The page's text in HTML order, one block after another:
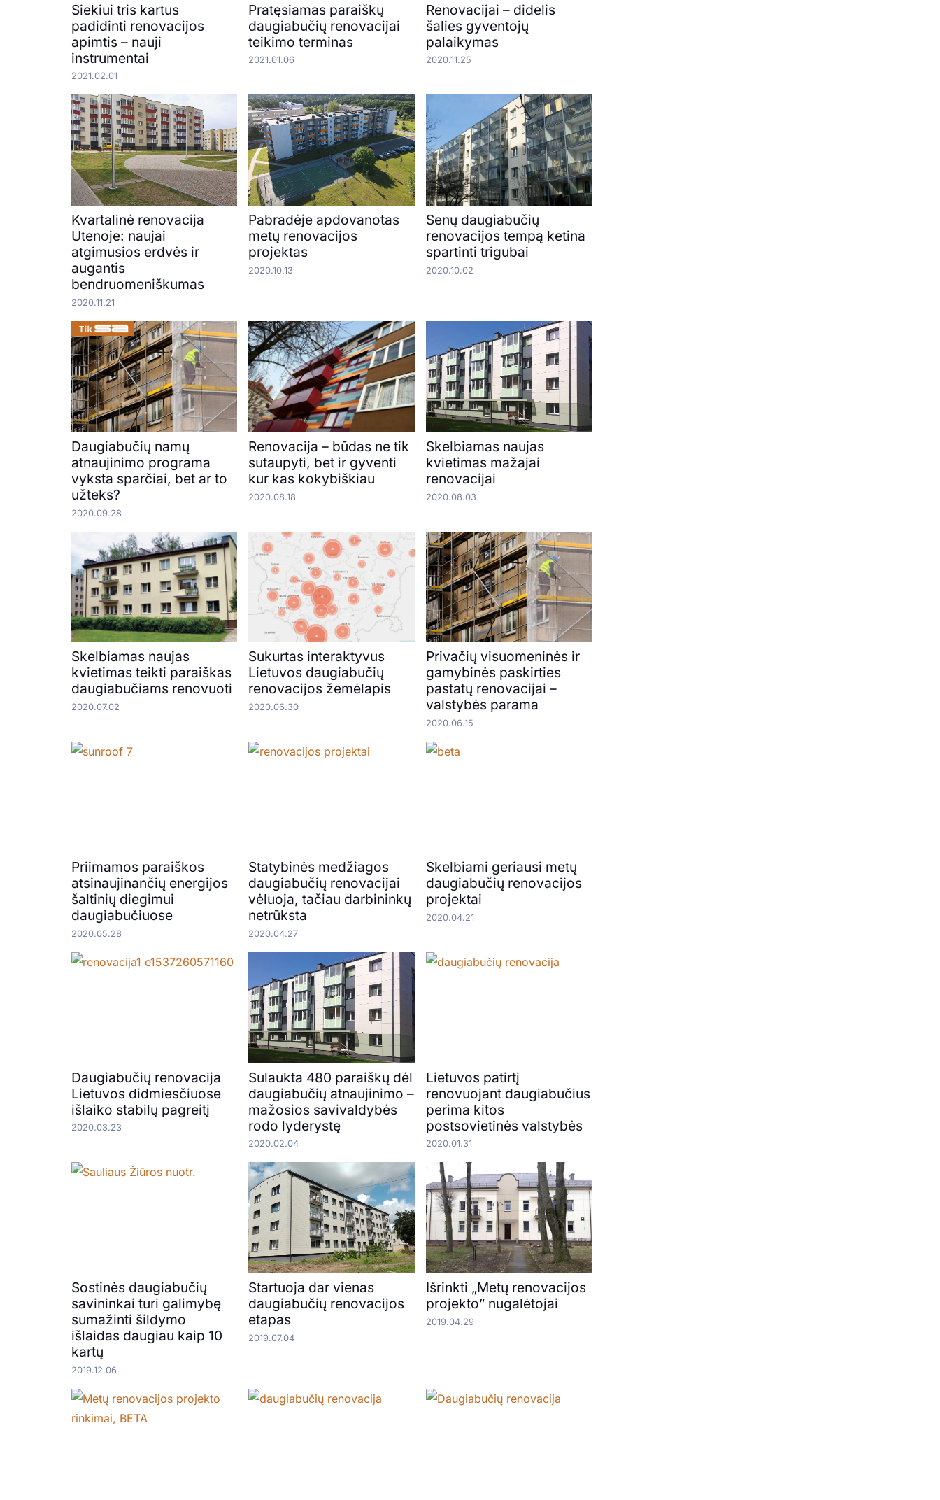
Siekiui tris kartus
padidinti renovacijos
apimtis – nauji
instrumentai
2021.02.01
Pratęsiamas paraiškų
daugiabučių renovacijai
teikimo terminas
2021.01.06
Renovacijai – didelis
šalies gyventojų
palaikymas
2020.11.25
Kvartalinė renovacija
Utenoje: naujai
atgimusios erdvės ir
augantis
bendruomeniškumas
2020.11.21
Pabradėje apdovanotas
metų renovacijos
projektas
2020.10.13
Senų daugiabučių
renovacijos tempą ketina
spartinti trigubai
2020.10.02
Daugiabučių namų
atnaujinimo programa
vyksta sparčiai, bet ar to
užteks?
2020.09.28
Renovacija – būdas ne tik
sutaupyti, bet ir gyventi
kur kas kokybiškiau
2020.08.18
Skelbiamas naujas
kvietimas mažajai
renovacijai
2020.08.03
Skelbiamas naujas
kvietimas teikti paraiškas
daugiabučiams renovuoti
2020.07.02
Sukurtas interaktyvus
Lietuvos daugiabučių
renovacijos žemėlapis
2020.06.30
Privačių visuomeninės ir
gamybinės paskirties
pastatų renovacijai –
valstybės parama
2020.06.15
Priimamos paraiškos
atsinaujinančių energijos
šaltinių diegimui
daugiabučiuose
2020.05.28
Statybinės medžiagos
daugiabučių renovacijai
vėluoja, tačiau darbininkų
netrūksta
2020.04.27
Skelbiami geriausi metų
daugiabučių renovacijos
projektai
2020.04.21
Daugiabučių renovacija
Lietuvos didmiesčiuose
išlaiko stabilų pagreitį
2020.03.23
Sulaukta 480 paraiškų dėl
daugiabučių atnaujinimo –
mažosios savivaldybės
rodo lyderystę
2020.02.04
Lietuvos patirtį
renovuojant daugiabučius
perima kitos
postsovietinės valstybės
2020.01.31
Sostinės daugiabučių
savininkai turi galimybę
sumažinti šildymo
išlaidas daugiau kaip 10
kartų
2019.12.06
Startuoja dar vienas
daugiabučių renovacijos
etapas
2019.07.04
Išrinkti „Metų renovacijos
projekto” nugalėtojai
2019.04.29